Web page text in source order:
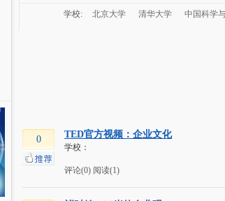
学校: 北京大学 清华大学 中国科学
0 TED官方视频：企业文化
学校：
评论(0) 阅读(1)